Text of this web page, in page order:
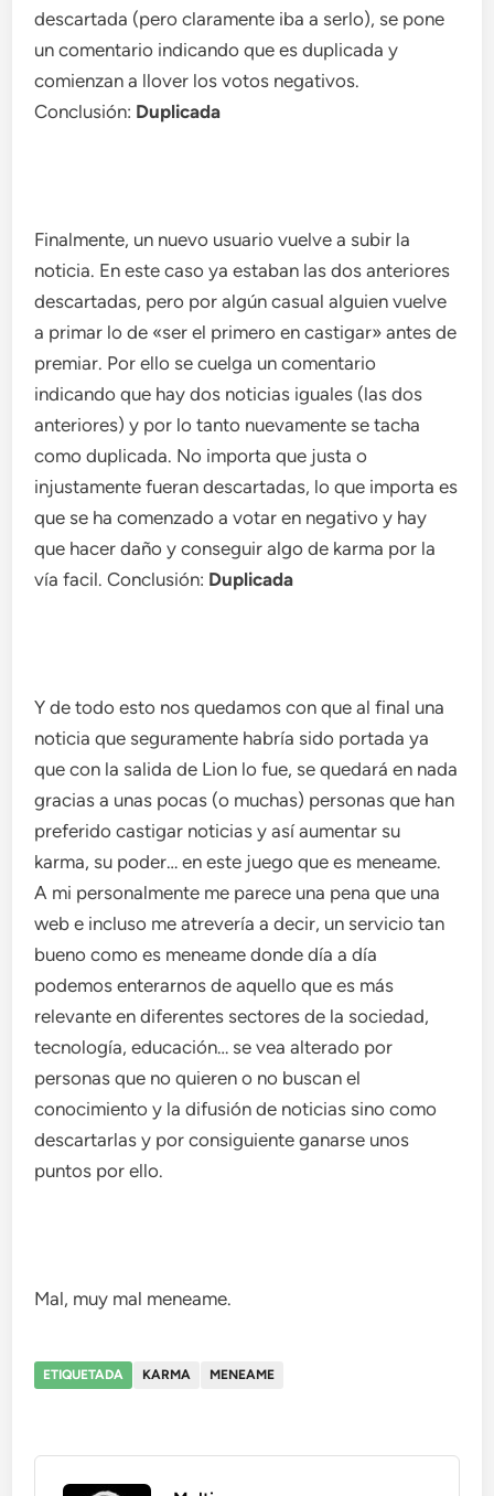
descartada (pero claramente iba a serlo), se pone
un comentario indicando que es duplicada y
comienzan a llover los votos negativos.
Conclusión: Duplicada
Finalmente, un nuevo usuario vuelve a subir la
noticia. En este caso ya estaban las dos anteriores
descartadas, pero por algún casual alguien vuelve
a primar lo de «ser el primero en castigar» antes de
premiar. Por ello se cuelga un comentario
indicando que hay dos noticias iguales (las dos
anteriores) y por lo tanto nuevamente se tacha
como duplicada. No importa que justa o
injustamente fueran descartadas, lo que importa es
que se ha comenzado a votar en negativo y hay
que hacer daño y conseguir algo de karma por la
vía facil. Conclusión: Duplicada
Y de todo esto nos quedamos con que al final una
noticia que seguramente habría sido portada ya
que con la salida de Lion lo fue, se quedará en nada
gracias a unas pocas (o muchas) personas que han
preferido castigar noticias y así aumentar su
karma, su poder… en este juego que es meneame.
A mi personalmente me parece una pena que una
web e incluso me atrevería a decir, un servicio tan
bueno como es meneame donde día a día
podemos enterarnos de aquello que es más
relevante en diferentes sectores de la sociedad,
tecnología, educación… se vea alterado por
personas que no quieren o no buscan el
conocimiento y la difusión de noticias sino como
descartarlas y por consiguiente ganarse unos
puntos por ello.
Mal, muy mal meneame.
ETIQUETADA KARMA MENEAME